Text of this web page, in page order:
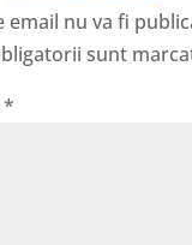
email nu va fi
sunt
*